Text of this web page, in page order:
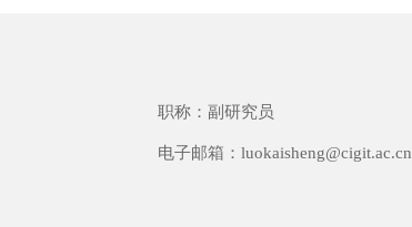
职称：副研究员
电子邮箱：luokaisheng@cigit.ac.cn